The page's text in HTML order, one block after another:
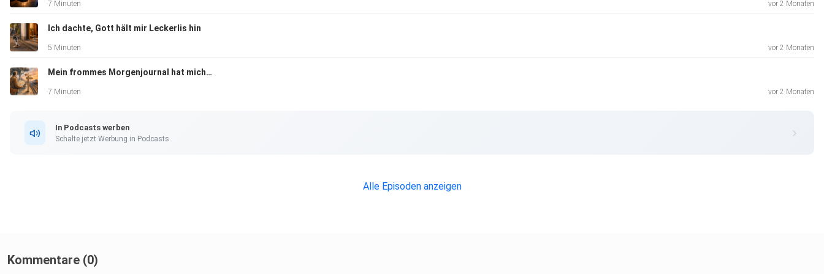
7 Minuten vor 2 Monaten
Ich dachte, Gott hält mir Leckerlis hin
5 Minuten vor 2 Monaten
Mein frommes Morgenjournal hat mich belogen
7 Minuten vor 2 Monaten
In Podcasts werben
Schalte jetzt Werbung in Podcasts.
Alle Episoden anzeigen
Kommentare (0)